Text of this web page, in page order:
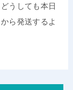
うしても本日
ら発送するよ